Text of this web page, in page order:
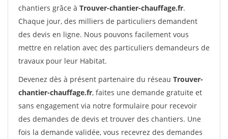
chantiers grâce à Trouver-chantier-chauffage.fr.
Chaque jour, des milliers de particuliers demandent
des devis en ligne. Nous pouvons facilement vous
mettre en relation avec des particuliers demandeurs de
travaux pour leur Habitat.
Devenez dès à présent partenaire du réseau Trouver-
chantier-chauffage.fr, faites une demande gratuite et
sans engagement via notre formulaire pour recevoir
des demandes de devis et trouver des chantiers. Une
fois la demande validée, vous recevrez des demandes